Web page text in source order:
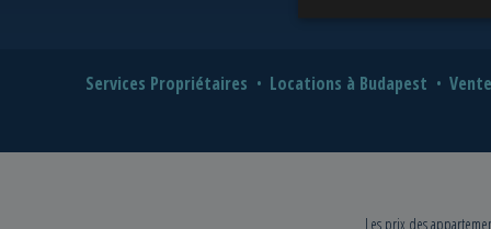
Services Propriétaires Locations à Budapest
Les prix des